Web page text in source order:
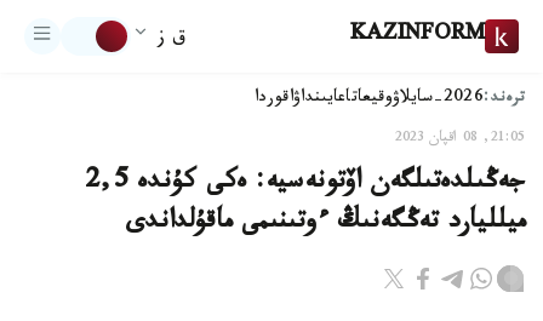
KAZINFORM ق ز
ترەند:2026-سايلاۋ وقيعاتاعايىنداۋاقوردا
21:05, 08 اقپان 2023
جەڭىلدەتىلگەن اۆتونەسيە: ەكى كۇندە 2,5
ميلليارد تەڭگەنىڭ ءوتىنىمى ماقۇلداندى